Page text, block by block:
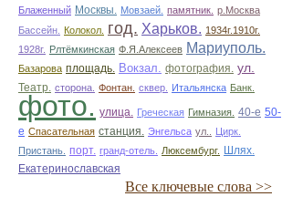
Блаженный Москвы. Мовзаей. памятник. р.Москва
Бассейн. Колокол. год. Харьков. 1934г.1910г.
1928г. Рлтёмкинская Ф.Я.Алексеев Мариуполь.
Базарова площадь. Вокзал. фотография. ул.
Театр. сторона. Фонтан. сквер. Итальянска Банк.
фото. улица. Греческая Гимназия. 40-е 50-
е Спасательная станция. Энгельса ул..
Цирк.
Пристань. порт. гранд-отель. Люксембург. Шлях.
Екатеринославская
Все ключевые слова >>